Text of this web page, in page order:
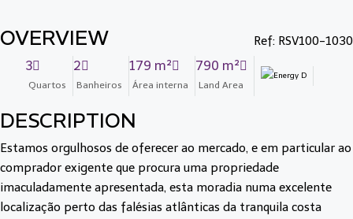
OVERVIEW Ref: RSV100-1030
3
Quartos
2
Banheiros
179 m²
Área interna
790 m²
Land Area
DESCRIPTION
Estamos orgulhosos de oferecer ao mercado, e em particular ao
comprador exigente que procura uma propriedade
imaculadamente apresentada, esta moradia numa excelente
localização perto das falésias atlânticas da tranquila costa